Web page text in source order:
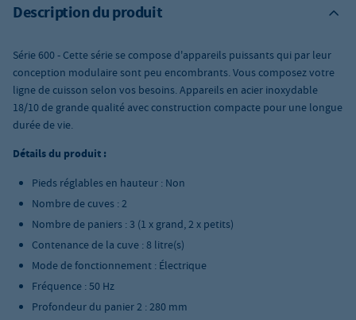
Description du produit
Série 600 - Cette série se compose d'appareils puissants qui par leur
conception modulaire sont peu encombrants. Vous composez votre
ligne de cuisson selon vos besoins. Appareils en acier inoxydable
18/10 de grande qualité avec construction compacte pour une longue
durée de vie.
Détails du produit :
Pieds réglables en hauteur : Non
Nombre de cuves : 2
Nombre de paniers : 3 (1 x grand, 2 x petits)
Contenance de la cuve : 8 litre(s)
Mode de fonctionnement : Électrique
Fréquence : 50 Hz
Profondeur du panier 2 : 280 mm